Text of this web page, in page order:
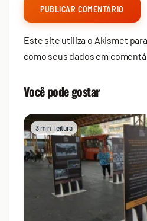
Este site utiliza o Akismet
como seus dados em
Você pode gostar
3 min. leitura